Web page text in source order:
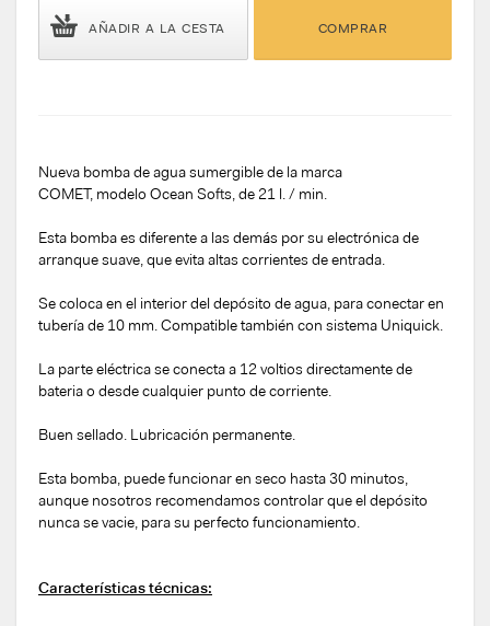
AÑADIR A LA CESTA COMPRAR
Nueva bomba de agua sumergible de la marca
COMET, modelo Ocean Softs, de 21 l. / min.
Esta bomba es diferente a las demás por su electrónica de
arranque suave, que evita altas corrientes de entrada.
Se coloca en el interior del depósito de agua, para conectar en
tubería de 10 mm. Compatible también con sistema Uniquick.
La parte eléctrica se conecta a 12 voltios directamente de
bateria o desde cualquier punto de corriente.
Buen sellado. Lubricación permanente.
Esta bomba, puede funcionar en seco hasta 30 minutos,
aunque nosotros recomendamos controlar que el depósito
nunca se vacie, para su perfecto funcionamiento.
Características técnicas: